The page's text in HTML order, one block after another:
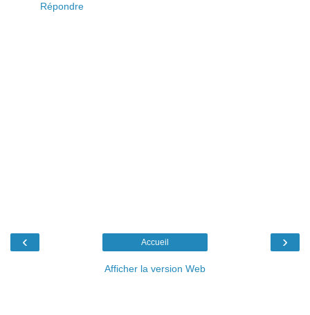
Répondre
‹ ›
Accueil
Afficher la version Web